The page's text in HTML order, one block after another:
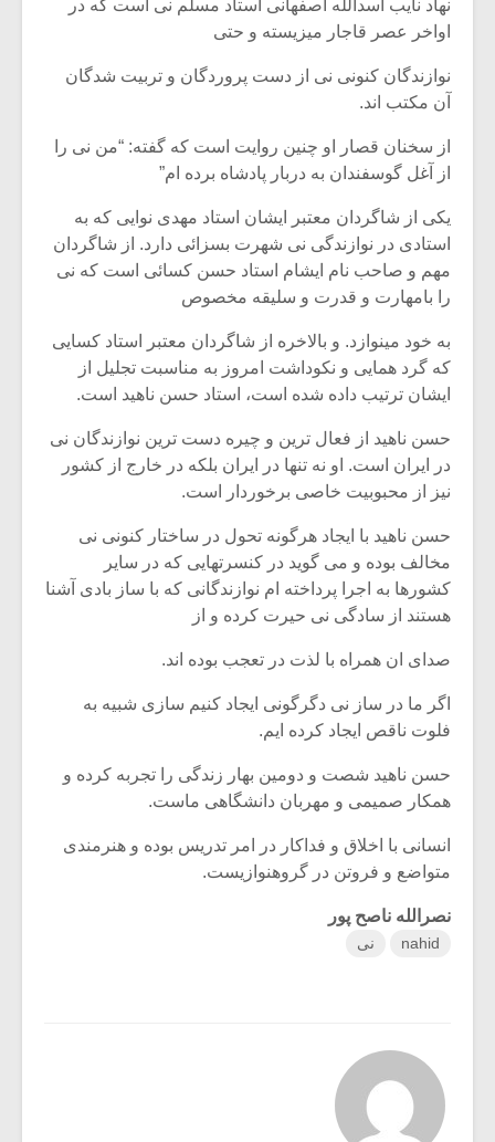
نهاد نایب اسدالله اصفهانی استاد مسلم نی است که در
اواخر عصر قاجار میزیسته و حتی
نوازندگان کنونی نی از دست پروردگان و تربیت شدگان
آن مکتب اند.
از سخنان قصار او چنین روایت است که گفته: “من نی را
از آغل گوسفندان به دربار پادشاه برده ام”
یکی از شاگردان معتبر ایشان استاد مهدی نوایی که به
استادی در نوازندگی نی شهرت بسزائی دارد. از شاگردان
مهم و صاحب نام ایشام استاد حسن کسائی است که نی
را بامهارت و قدرت و سلیقه مخصوص
به خود مینوازد. و بالاخره از شاگردان معتبر استاد کسایی
که گرد همایی و نکوداشت امروز به مناسبت تجلیل از
ایشان ترتیب داده شده است، استاد حسن ناهید است.
حسن ناهید از فعال ترین و چیره دست ترین نوازندگان نی
در ایران است. او نه تنها در ایران بلکه در خارج از کشور
نیز از محبوبیت خاصی برخوردار است.
حسن ناهید با ایجاد هرگونه تحول در ساختار کنونی نی
مخالف بوده و می گوید در کنسرتهایی که در سایر
کشورها به اجرا پرداخته ام نوازندگانی که با ساز بادی آشنا
هستند از سادگی نی حیرت کرده و از
صدای ان همراه با لذت در تعجب بوده اند.
اگر ما در ساز نی دگرگونی ایجاد کنیم سازی شبیه به
فلوت ناقص ایجاد کرده ایم.
حسن ناهید شصت و دومین بهار زندگی را تجربه کرده و
همکار صمیمی و مهربان دانشگاهی ماست.
انسانی با اخلاق و فداکار در امر تدریس بوده و هنرمندی
متواضع و فروتن در گروهنوازیست.
نصرالله ناصح پور
nahid نی